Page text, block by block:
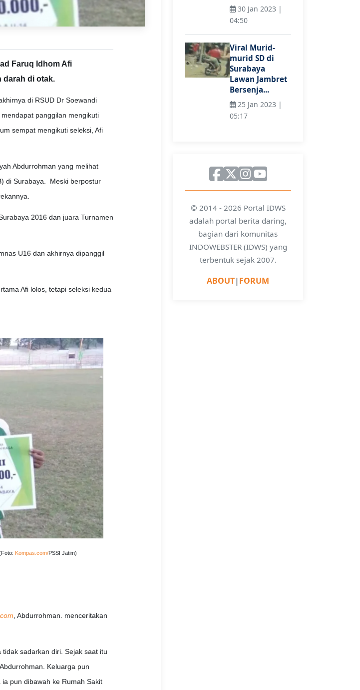
Faruq Idhom Afi
darah di otak.
di RSUD Dr Soewandi
panggilan mengikuti
sempat mengikuti seleksi, Afi
Abdurrohman yang melihat
di Surabaya. Meski berpostur
2016 dan juara Turnamen
U16 dan akhirnya dipanggil
Afi lolos, tetapi seleksi kedua
Kompas.com/PSSI Jatim)
, Abdurrohman. menceritakan
sadarkan diri. Sejak saat itu
Keluarga pun
pun dibawah ke Rumah Sakit
30 Jan 2023 |
04:50
Viral Murid-
murid SD di
Surabaya
Lawan Jambret
Bersenja...
25 Jan 2023 |
05:17
© 2014 - 2026 Portal IDWS
adalah portal berita daring,
bagian dari komunitas
INDOWEBSTER (IDWS) yang
terbentuk sejak 2007.
ABOUT|FORUM